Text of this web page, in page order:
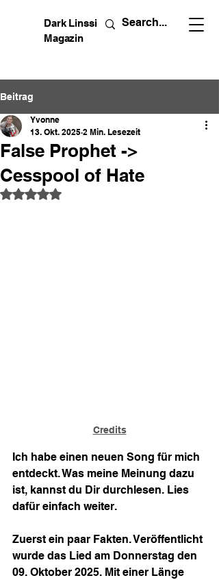
Dark Linssi
Magazin
Beitrag
False Prophet ->
Cesspool of Hate
Yvonne
13. Okt. 2025 2 Min. Lesezeit
Mit NaN von 5 Sternen bewertet.
Credits
Ich habe einen neuen Song für mich
entdeckt. Was meine Meinung dazu
ist, kannst du Dir durchlesen. Lies
dafür einfach weiter.
Zuerst ein paar Fakten. Veröffentlicht
wurde das Lied am Donnerstag den
09. Oktober 2025. Mit einer Länge